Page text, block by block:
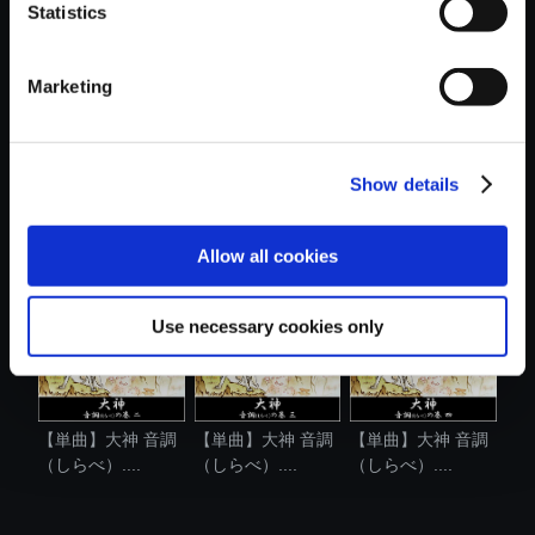
Statistics
Marketing
Show details
Allow all cookies
Use necessary cookies only
おすすめ商品
（しらべ）....
（しらべ）....
（しらべ）....
【単曲】大神 音調
（しらべ）....
【単曲】大神 音調
（しらべ）....
【単曲】大神 音調
（しらべ）....